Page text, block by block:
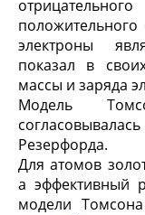
положительного
электроны
показал в
массы и заряда
Модель
Резерфорда.
Для атомов
а эффективный
модели